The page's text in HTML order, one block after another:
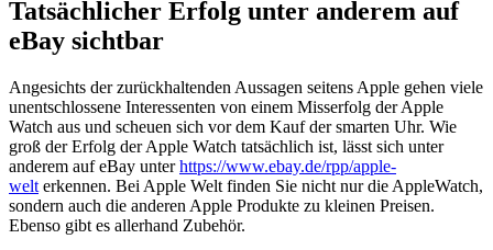
Tatsächlicher Erfolg unter anderem auf
eBay sichtbar
Angesichts der zurückhaltenden Aussagen seitens Apple gehen viele
unentschlossene Interessenten von einem Misserfolg der Apple
Watch aus und scheuen sich vor dem Kauf der smarten Uhr. Wie
groß der Erfolg der Apple Watch tatsächlich ist, lässt sich unter
anderem auf eBay unterhttps://www.ebay.de/rpp/apple-
welt erkennen. Bei Apple Welt finden Sie nicht nur die AppleWatch,
sondern auch die anderen Apple Produkte zu kleinen Preisen.
Ebenso gibt es allerhand Zubehör.